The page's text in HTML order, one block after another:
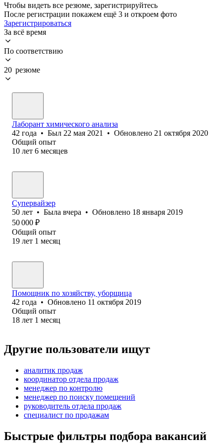
Чтобы видеть все резюме, зарегистрируйтесь
После регистрации покажем ещё 3 и откроем фото
Зарегистрироваться
За всё время
По соответствию
20 резюме
Лаборант химического анализа
42 года • Был 22 мая 2021 • Обновлено 21 октября 2020
Общий опыт
10 лет 6 месяцев
Супервайзер
50 лет • Была вчера • Обновлено 18 января 2019
50 000 ₽
Общий опыт
19 лет 1 месяц
Помощник по хозяйству, уборщица
42 года • Обновлено 11 октября 2019
Общий опыт
18 лет 1 месяц
Другие пользователи ищут
аналитик продаж
координатор отдела продаж
менеджер по контролю
менеджер по поиску помещений
руководитель отдела продаж
специалист по продажам
Быстрые фильтры подбора вакансий